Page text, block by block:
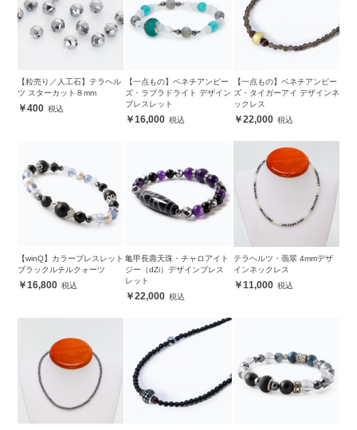
【粒売り／人工石】テラヘル
ツ スターカット８mm
400
【一点もの】ベネチアンビー
ズ・ラブラドライト デザイン
ブレスレット
16,000
【一点もの】ベネチアンビー
ズ・タイガーアイ デザインネ
ックレス
22,000
【winQ】カラーブレスレット
ブラックルチルクォーツ
16,800
亀甲長壽天珠・チャロアイト
ジー（dZi）デザインブレス
レット
22,000
テラヘルツ・翡翠 4mmデザ
インネックレス
11,000